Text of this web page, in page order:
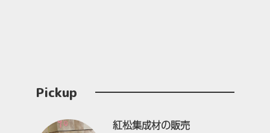
Pickup
紅松集成材の販売